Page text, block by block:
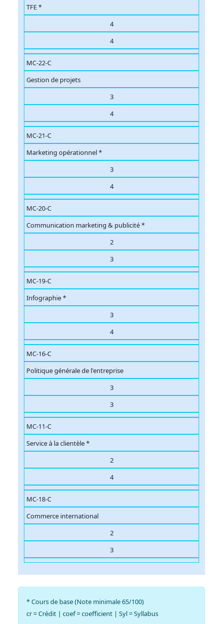
TFE *
4
4
MC-22-C
Gestion de projets
3
4
MC-21-C
Marketing opérationnel *
3
4
MC-20-C
Communication marketing & publicité *
2
3
MC-19-C
Infographie *
3
4
MC-16-C
Politique générale de l'entreprise
3
3
MC-11-C
Service à la clientèle *
2
4
MC-18-C
Commerce international
2
3
* Cours de base (Note minimale 65/100)
cr = Crédit | coef = coefficient | Syl = Syllabus